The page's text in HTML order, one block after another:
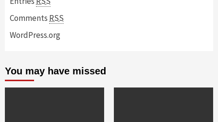
Comments RSS
WordPress.org
You may have missed